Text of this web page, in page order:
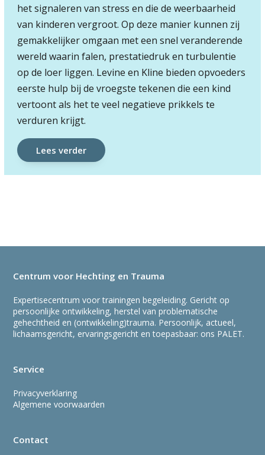
het signaleren van stress en die de weerbaarheid
van kinderen vergroot. Op deze manier kunnen zij
gemakkelijker omgaan met een snel veranderende
wereld waarin falen, prestatiedruk en turbulentie
op de loer liggen. Levine en Kline bieden opvoeders
eerste hulp bij de vroegste tekenen die een kind
vertoont als het te veel negatieve prikkels te
verduren krijgt.
Lees verder
Centrum voor Hechting en Trauma
Expertisecentrum voor trainingen begeleiding. Gericht op
persoonlijke ontwikkeling, herstel van problematische
gehechtheid en (ontwikkeling)trauma. Persoonlijk, actueel,
lichaamsgericht, ervaringsgericht en toepasbaar: ons PALET.
Service
Privacyverklaring
Algemene voorwaarden
Contact